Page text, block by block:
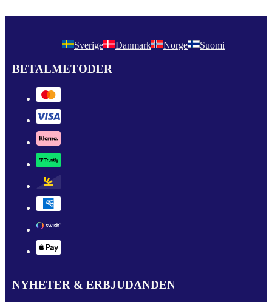
Sverige Danmark Norge Suomi
BETALMETODER
NYHETER & ERBJUDANDEN